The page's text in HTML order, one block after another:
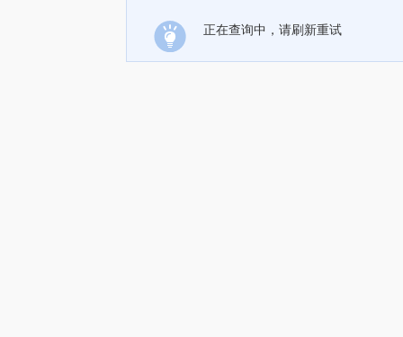
正在查询中，请刷新重试